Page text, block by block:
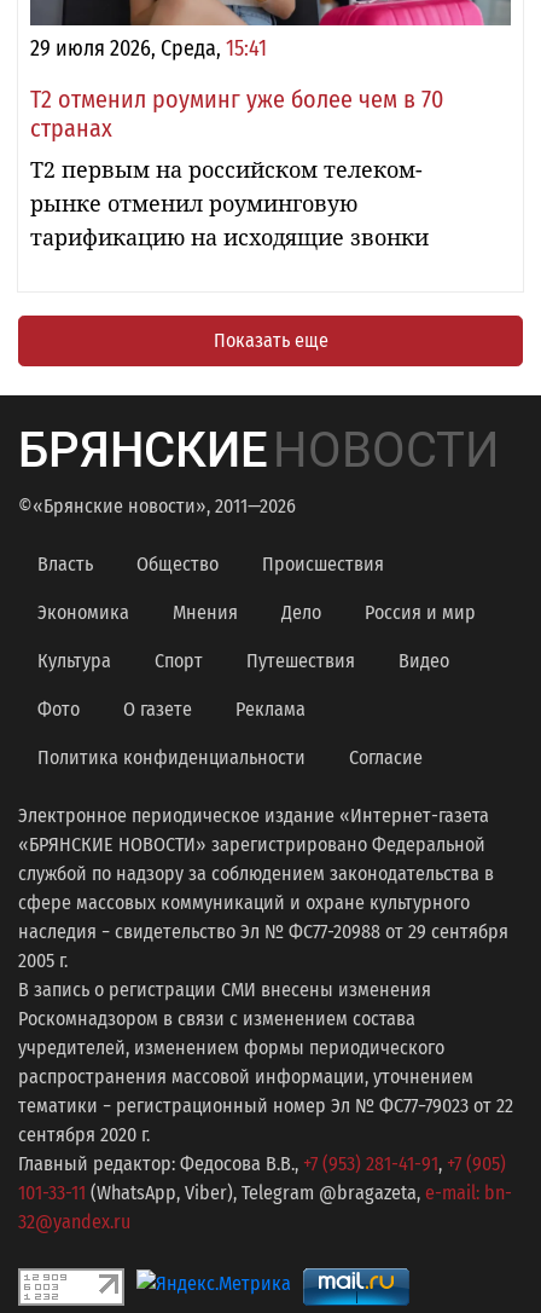
29 июля 2026, Среда, 15:41
Т2 отменил роуминг уже более чем в 70
странах
T2 первым на российском телеком-
рынке отменил роуминговую
тарификацию на исходящие звонки
Показать еще
БРЯНСКИЕНОВОСТИ
©«Брянские новости», 2011—2026
Власть Общество Происшествия
Экономика Мнения Дело Россия и мир
Культура Спорт Путешествия Видео
Фото О газете Реклама
Политика конфиденциальности Согласие
Электронное периодическое издание «Интернет-газета
«БРЯНСКИЕ НОВОСТИ» зарегистрировано Федеральной
службой по надзору за соблюдением законодательства в
сфере массовых коммуникаций и охране культурного
наследия − свидетельство Эл № ФС77-20988 от 29 сентября
2005 г.
В запись о регистрации СМИ внесены изменения
Роскомнадзором в связи с изменением состава
учредителей, изменением формы периодического
распространения массовой информации, уточнением
тематики − регистрационный номер Эл № ФС77−79023 от 22
сентября 2020 г.
Главный редактор: Федосова В.В., +7 (953) 281-41-91, +7 (905)
101-33-11 (WhatsApp, Viber), Telegram @bragazeta, e-mail: bn-
32@yandex.ru